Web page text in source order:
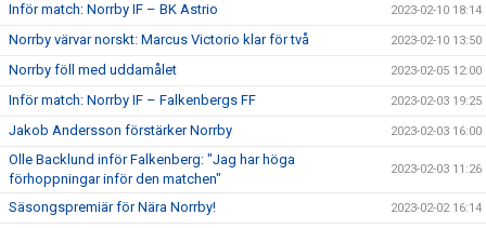
Inför match: Norrby IF – BK Astrio 2023-02-10 18:14
Norrby värvar norskt: Marcus Victorio klar för två 2023-02-10 13:50
Norrby föll med uddamålet 2023-02-05 12:00
Inför match: Norrby IF – Falkenbergs FF 2023-02-03 19:25
Jakob Andersson förstärker Norrby 2023-02-03 16:00
Olle Backlund inför Falkenberg: "Jag har höga
förhoppningar inför den matchen"
2023-02-03 11:26
Säsongspremiär för Nära Norrby! 2023-02-02 16:14